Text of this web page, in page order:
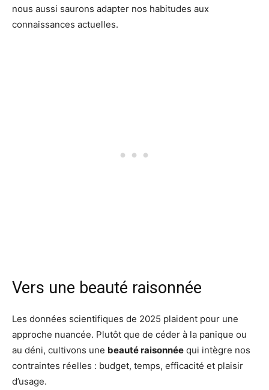
nous aussi saurons adapter nos habitudes aux
connaissances actuelles.
Vers une beauté raisonnée
Les données scientifiques de 2025 plaident pour une
approche nuancée. Plutôt que de céder à la panique ou
au déni, cultivons une beauté raisonnée qui intègre nos
contraintes réelles : budget, temps, efficacité et plaisir
d’usage.